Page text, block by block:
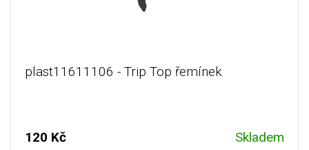
plast11611106 - Trip Top řemínek
120 Kč Skladem